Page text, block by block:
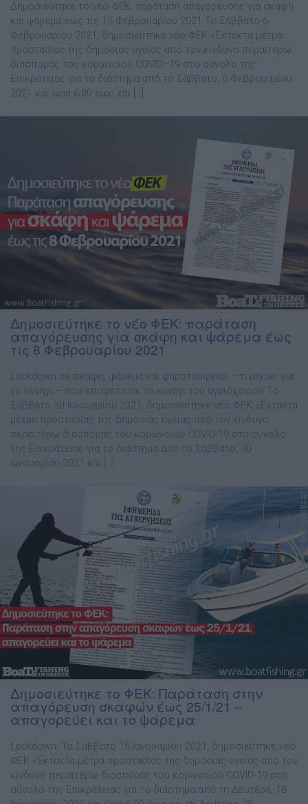
Δημοσιεύτηκε το νέο ΦΕΚ: παράταση απαγόρευσης για σκάφη
και ψάρεμα έως τις 15 Φεβρουαρίου 2021 Το Σάββατο 6
Φεβρουαρίου 2021, δημοσιεύτηκε νέο ΦΕΚ «Έκτακτα μέτρα
προστασίας της δημόσιας υγείας από τον κίνδυνο περαιτέρω
διασποράς του κορωνοϊού COVID–19 στο σύνολο της
Επικράτειας για το διάστημα από το Σάββατο, 6 Φεβρουαρίου
2021 και ώρα 6:00 έως και […]
Δημοσιεύτηκε το νέο ΦΕΚ: παράταση
απαγόρευσης για σκάφη και ψάρεμα έως
τις 8 Φεβρουαρίου 2021
Lockdown σε σκάφη, ψάρεμα και ψαροτούφεκο – τι ισχύει για
το κυνήγι – που επιτρέπεται το κυνήγι του αγριόχοιρου Το
Σάββατο 30 Ιανουαρίου 2021, δημοσιεύτηκε νέο ΦΕΚ «Έκτακτα
μέτρα προστασίας της δημόσιας υγείας από τον κίνδυνο
περαιτέρω διασποράς του κορωνοϊού COVID-19 στο σύνολο
της Επικράτειας για το διάστημα από το Σάββατο, 30
Ιανουαρίου 2021 και […]
Δημοσιεύτηκε το ΦΕΚ: Παράταση στην
απαγόρευση σκαφών έως 25/1/21 –
απαγορεύει και το ψάρεμα
Lockdown: Το Σάββατο 16 Ιανουαρίου 2021, δημοσιεύτηκε νέο
ΦΕΚ «Έκτακτα μέτρα προστασίας της δημόσιας υγείας από τον
κίνδυνο περαιτέρω διασποράς του κορωνοϊού COVID-19 στο
σύνολο της Επικράτειας για το διάστημα από τη Δευτέρα, 18